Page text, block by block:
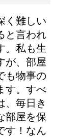
く難しい
と言われ
。私も生
が、部屋
も物事の
す。すべ
、毎日き
部屋を保
す！なん